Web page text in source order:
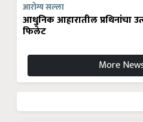
आरोग्य सल्ला
आधुनिक आहारातील प्रथिनांचा
फिलेट
More